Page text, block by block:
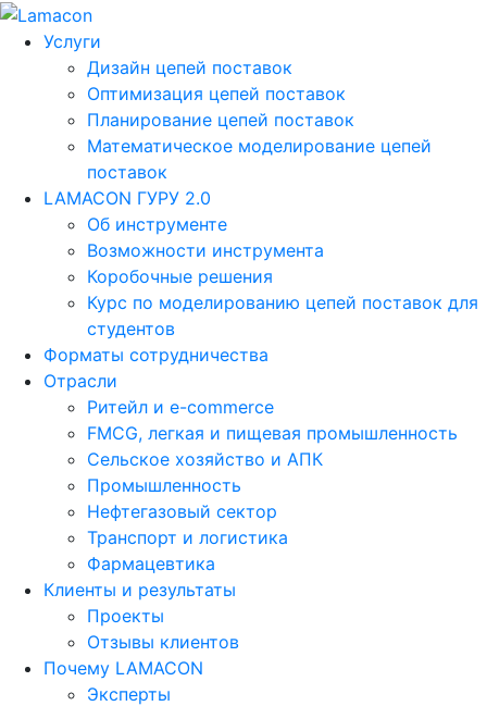
Услуги
Дизайн цепей поставок
Оптимизация цепей поставок
Планирование цепей поставок
Математическое моделирование цепей
поставок
LAMACON ГУРУ 2.0
Об инструменте
Возможности инструмента
Коробочные решения
Курс по моделированию цепей поставок для
студентов
Форматы сотрудничества
Отрасли
Ритейл и e-commerce
FMCG, легкая и пищевая промышленность
Сельское хозяйство и АПК
Промышленность
Нефтегазовый сектор
Транспорт и логистика
Фармацевтика
Клиенты и результаты
Проекты
Отзывы клиентов
Почему LAMACON
Эксперты